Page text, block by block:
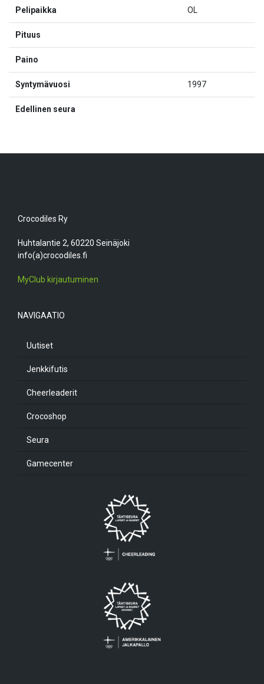
Pelipaikka OL
Pituus
Paino
Syntymävuosi 1997
Edellinen seura
Crocodiles Ry
Huhtalantie 2, 60220 Seinäjoki
info(a)crocodiles.fi
MyClub kirjautuminen
NAVIGAATIO
Uutiset
Jenkkifutis
Cheerleaderit
Crocoshop
Seura
Gamecenter